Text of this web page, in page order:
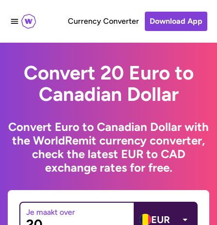
Currency Converter Download App
Convert 20 Euro to
Canadian Dollar
Convert Euro to Canadian Dollar with
the WorldRemit currency converter,
check the latest EUR to CAD
exchange rates for free.
Je maakt over
EUR